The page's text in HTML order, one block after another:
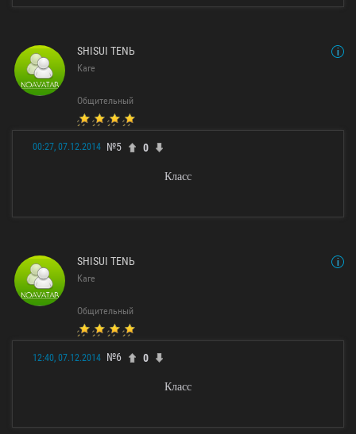
SHISUI TENЬ
Каге
Общительный
00:27, 07.12.2014 №5 0
Класс
SHISUI TENЬ
Каге
Общительный
12:40, 07.12.2014 №6 0
Класс